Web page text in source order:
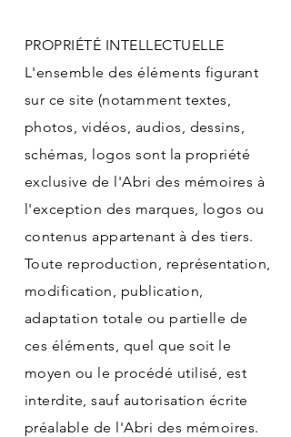
PROPRIÉTÉ INTELLECTUELLE
L'ensemble des éléments figurant
sur ce site (notamment textes,
photos, vidéos, audios, dessins,
schémas, logos sont la propriété
exclusive de l'Abri des mémoires à
l'exception des marques, logos ou
contenus appartenant à des tiers.
Toute reproduction, représentation,
modification, publication,
adaptation totale ou partielle de
ces éléments, quel que soit le
moyen ou le procédé utilisé, est
interdite, sauf autorisation écrite
préalable de l'Abri des mémoires.